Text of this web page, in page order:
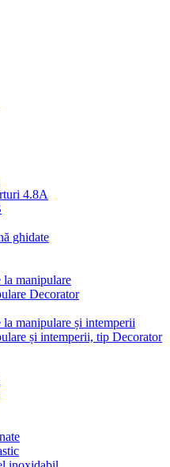
4.8A
ghidate
la manipulare
Decorator
la manipulare și intemperii
și intemperii, tip Decorator